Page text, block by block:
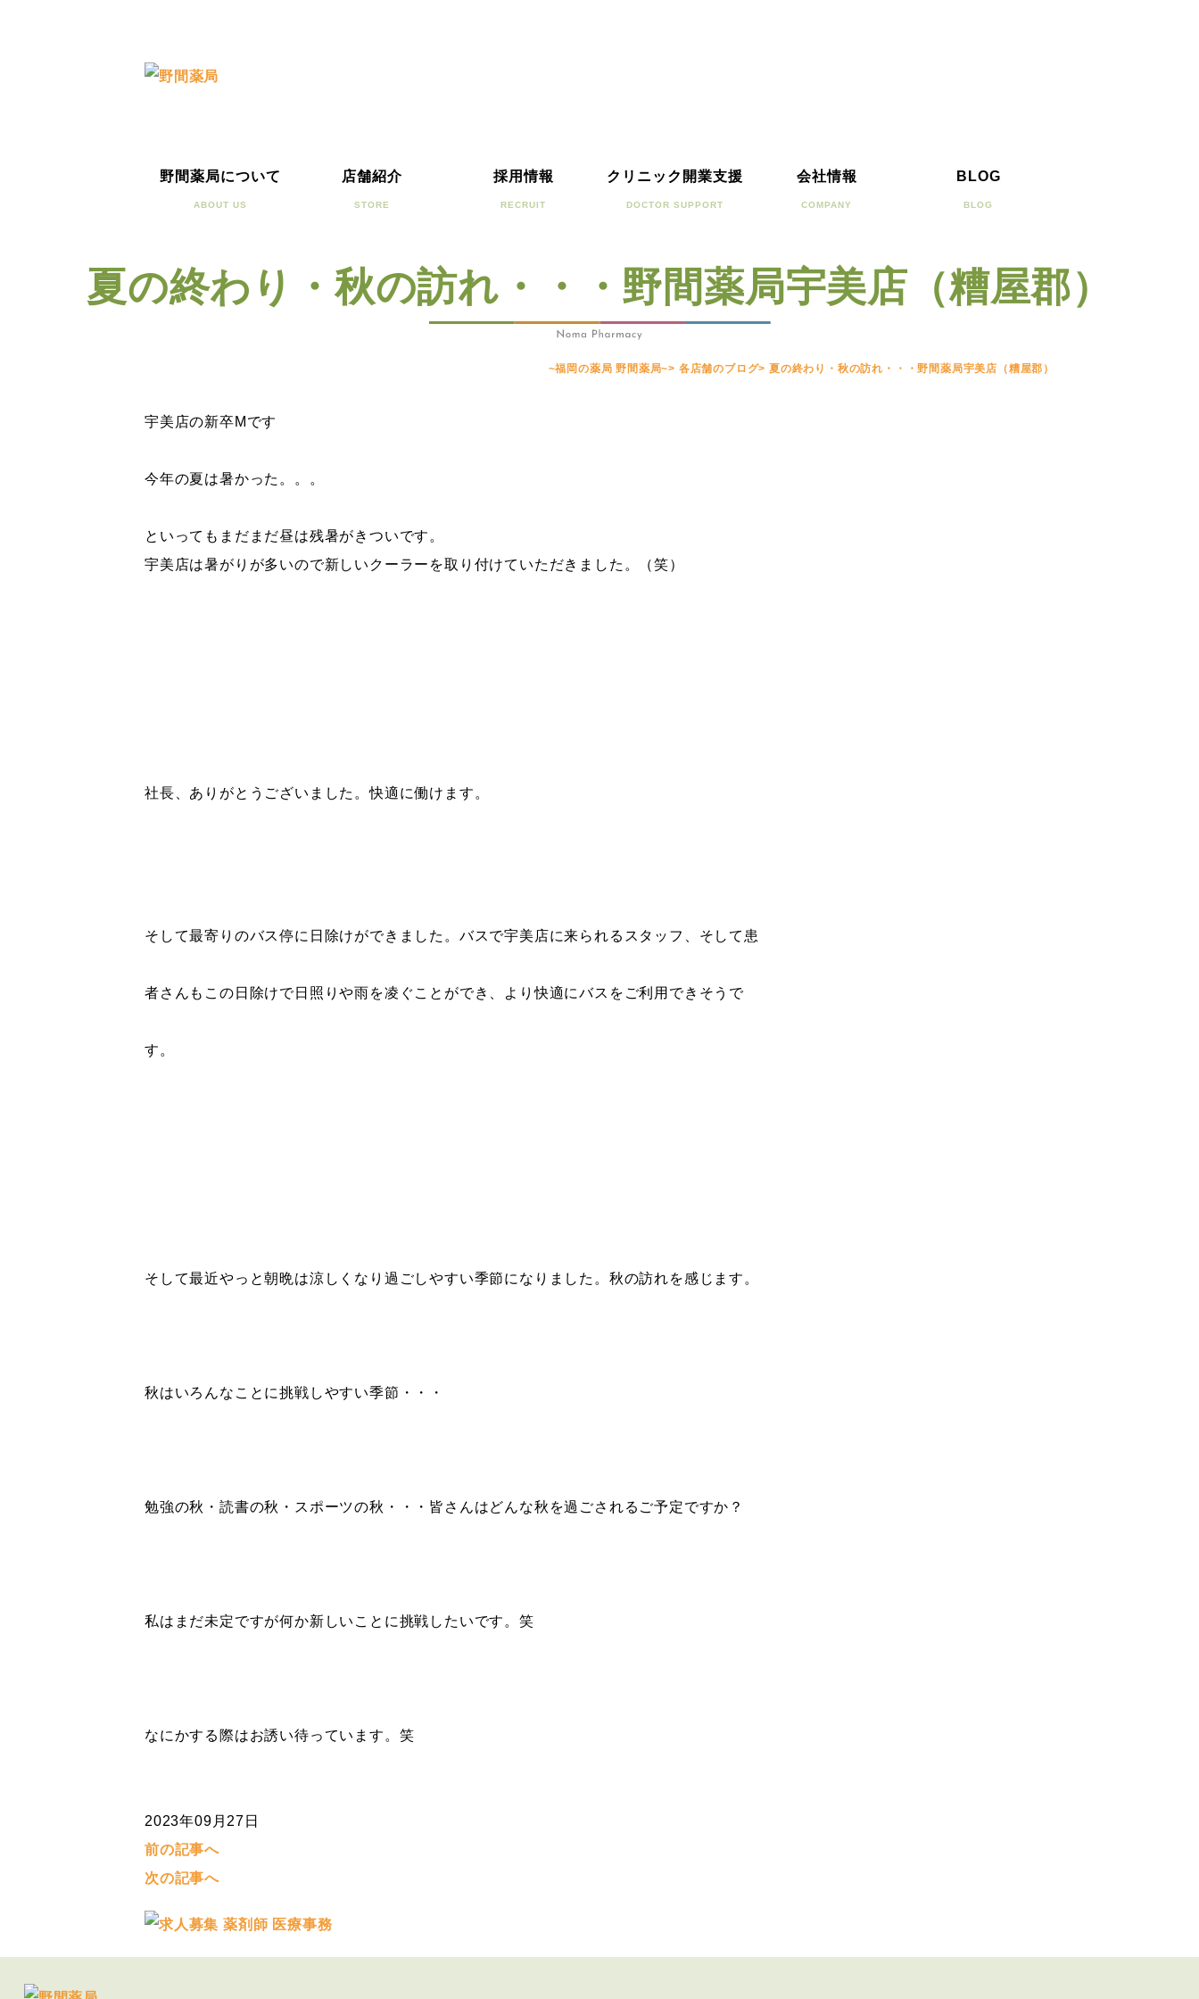
野間薬局について
ABOUT US
店舗紹介
STORE
採用情報
RECRUIT
クリニック開業支援
DOCTOR SUPPORT
会社情報
COMPANY
BLOG
BLOG
夏の終わり・秋の訪れ・・・野間薬局宇美店（糟屋郡）
~福岡の薬局 野間薬局~> 各店舗のブログ> 夏の終わり・秋の訪れ・・・野間薬局宇美店（糟屋郡）
宇美店の新卒Mです
今年の夏は暑かった。。。
といってもまだまだ昼は残暑がきついです。
宇美店は暑がりが多いので新しいクーラーを取り付けていただきました。（笑）
社長、ありがとうございました。快適に働けます。
そして最寄りのバス停に日除けができました。バスで宇美店に来られるスタッフ、そして患
者さんもこの日除けで日照りや雨を凌ぐことができ、より快適にバスをご利用できそうで
す。
そして最近やっと朝晩は涼しくなり過ごしやすい季節になりました。秋の訪れを感じます。
秋はいろんなことに挑戦しやすい季節・・・
勉強の秋・読書の秋・スポーツの秋・・・皆さんはどんな秋を過ごされるご予定ですか？
私はまだ未定ですが何か新しいことに挑戦したいです。笑
なにかする際はお誘い待っています。笑
2023年09月27日
前の記事へ
次の記事へ